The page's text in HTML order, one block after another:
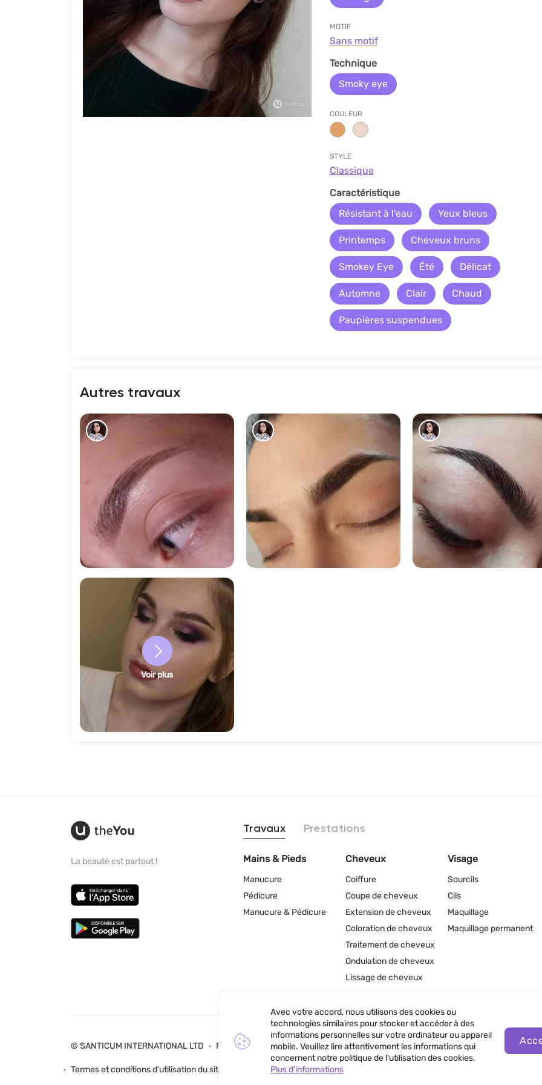
MOTIF
Sans motif
Technique
Smoky eye
COULEUR
STYLE
Classique
Caractéristique
Résistant à l'eau
Yeux bleus
Printemps Cheveux bruns
Smokey Eye Été Délicat
Automne Clair Chaud
Paupières suspendues
Autres travaux
387 1164
Voir plus
La beauté est partout !
Travaux Prestations
Mains & Pieds
Manucure
Pédicure
Manucure & Pédicure
Cheveux
Coiffure
Coupe de cheveux
Extension de cheveux
Coloration de cheveux
Traitement de cheveux
Ondulation de cheveux
Lissage de cheveux
Visage
Sourcils
Cils
Maquillage
Maquillage permanent
© SANTICUM INTERNATIONAL LTD Politique de confidentialité
Termes et conditions d'utilisation du site
Avec votre accord, nous utilisons des cookies ou
technologies similaires pour stocker et accéder à des
informations personnelles sur votre ordinateur ou appareil
mobile. Veuillez lire attentivement les informations qui
concernent notre politique de l'utilisation des cookies.
Plus d'informations